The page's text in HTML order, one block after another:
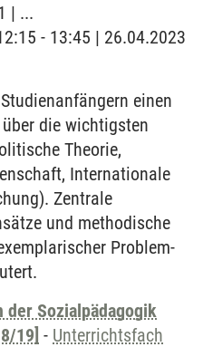
| ...
- 13:45 | 26.04.2023
einen
die wichtigsten
Theorie,
Internationale
Zentrale
und methodische
Problem-
Sozialpädagogik
19] - Unterrichtsfach